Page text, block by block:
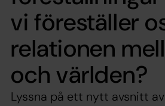
vi föreställer
relationen
och världen?
Lyssna på ett nytt avsnitt